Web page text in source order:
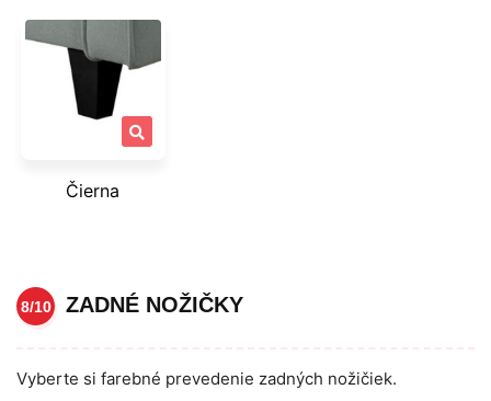
Čierna
8/10 ZADNÉ NOŽIČKY
Vyberte si farebné prevedenie zadných nožičiek.